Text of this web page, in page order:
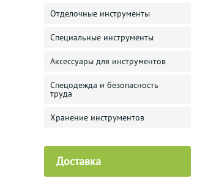
Отделочные инструменты
Специальные инструменты
Аксессуары для инструментов
Спецодежда и безопасность
труда
Хранение инструментов
Доставка